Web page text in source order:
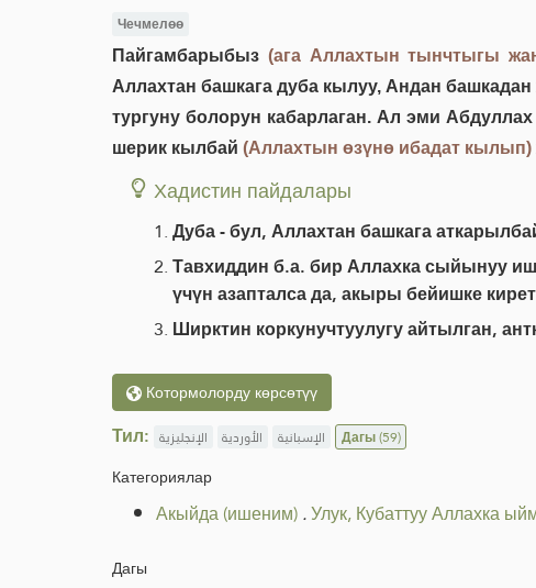
Чечмелөө
Пайгамбарыбыз (ага Аллахтын тынчтыгы
Аллахтан башкага дуба кылуу, Андан
тургуну болорун кабарлаган. Ал эми
шерик кылбай (Аллахтын өзүнө ибадат кылып)
Хадистин пайдалары
Дуба - бул, Аллахтан башкага
Тавхиддин б.а. бир Аллахка сыйынуу
үчүн азапталса да, акыры бейишке
Ширктин коркунучтуулугу айтылган,
Котормолорду көрсөтүү
Тил: الإنجليزية الأوردية الإسبانية Дагы(59)
Категориялар
Акыйда (ишеним).Улук, Кубаттуу Аллахка
Дагы